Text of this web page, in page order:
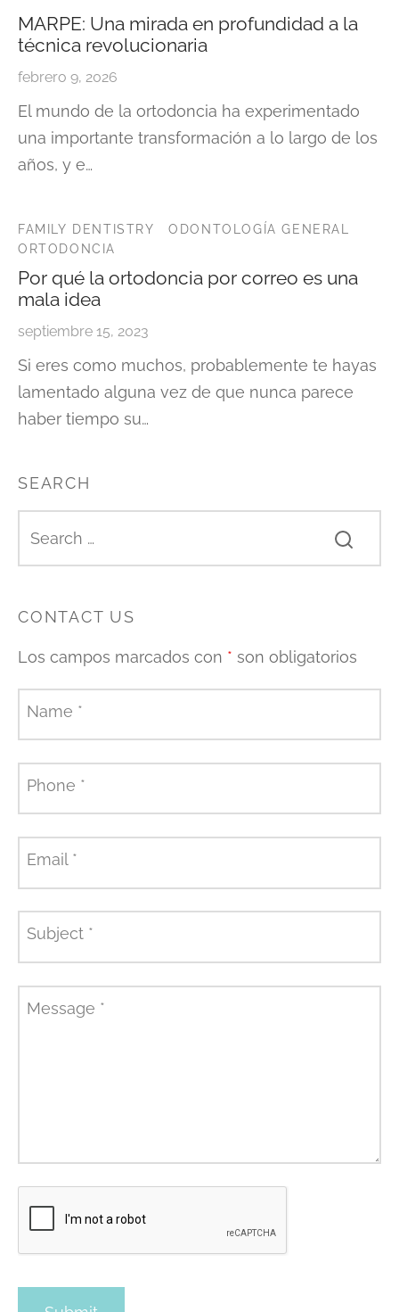
MARPE: Una mirada en profundidad a la
técnica revolucionaria
febrero 9, 2026
El mundo de la ortodoncia ha experimentado
una importante transformación a lo largo de los
años, y e…
FAMILY DENTISTRY
ODONTOLOGÍA GENERAL
ORTODONCIA
Por qué la ortodoncia por correo es una
mala idea
septiembre 15, 2023
Si eres como muchos, probablemente te hayas
lamentado alguna vez de que nunca parece
haber tiempo su…
SEARCH
CONTACT US
Los campos marcados con * son obligatorios
Name *
Phone *
Email *
Subject *
Message *